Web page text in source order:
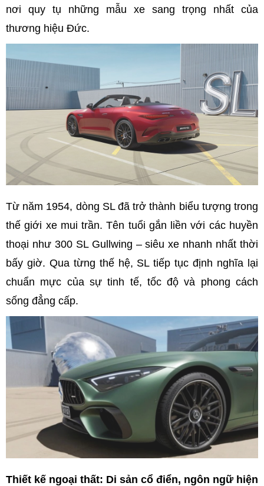
nơi quy tụ những mẫu xe sang trọng nhất của
thương hiệu Đức.
Từ năm 1954, dòng SL đã trở thành biểu tượng trong
thế giới xe mui trần. Tên tuổi gắn liền với các huyền
thoại như 300 SL Gullwing – siêu xe nhanh nhất thời
bấy giờ. Qua từng thế hệ, SL tiếp tục định nghĩa lại
chuẩn mực của sự tinh tế, tốc độ và phong cách
sống đẳng cấp.
Thiết kế ngoại thất: Di sản cổ điển, ngôn ngữ hiện